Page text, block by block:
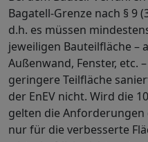
Bagatell-Grenze nach § 9
d.h. es müssen
jeweiligen Bauteilfläche –
Außenwand, Fenster, etc.
geringere Teilfläche
der EnEV nicht. Wird die
gelten die
nur für die verbesserte